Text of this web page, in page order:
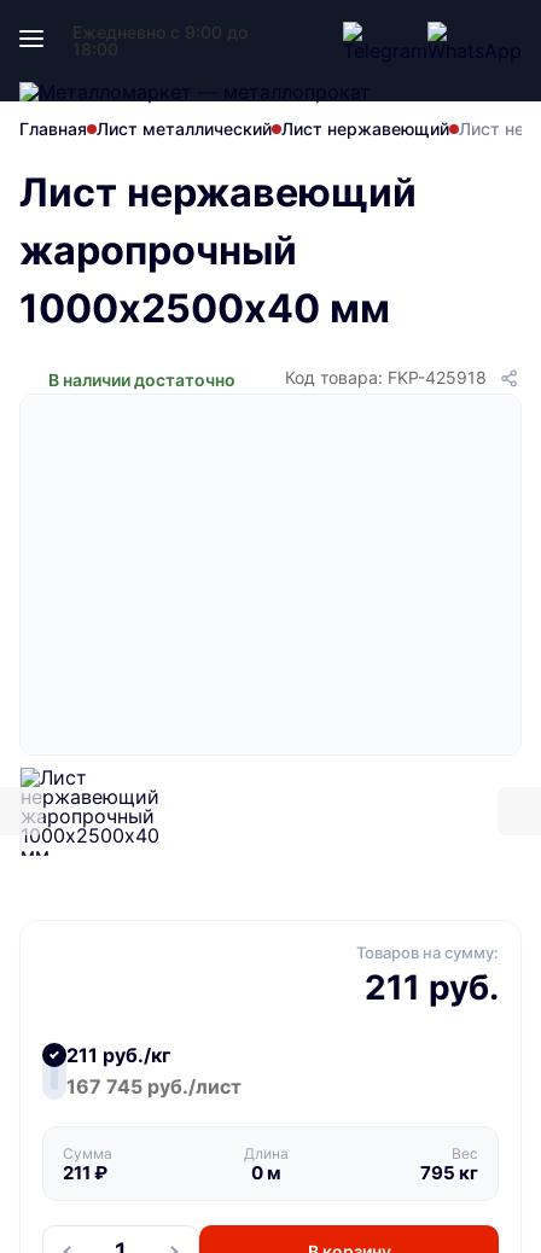
Ежедневно с 9:00 до
18:00
Главная Лист металлический Лист нержавеющий Лист
Лист нержавеющий
жаропрочный
1000х2500х40 мм
В наличии достаточно Код товара: FKP-425918
Товаров на сумму:
211 руб.
211 руб./кг
167 745 руб./лист
Сумма
211 ₽
Длина
0м
Вес
795 кг